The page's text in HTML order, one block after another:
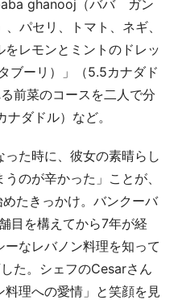
ghanooj（ババ ガン
パセリ、トマト、ネギ、
レモンとミントのドレッ
ブーリ）」（5.5カナダド
前菜のコースを二人で分
ダドル）など。
た時に、彼女の素晴らし
のが辛かった」ことが、
たきっかけ。バンクーバ
目を構えてから7年が経
なレバノン料理を知って
た。シェフのCesarさん
理への愛情」と笑顔を見